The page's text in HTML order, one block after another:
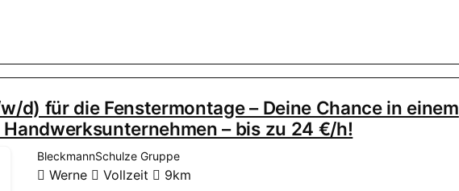
d) für die Fenstermontage – Deine Chance in einem
– bis zu 24 €/h!
BleckmannSchulze Gruppe
Werne Vollzeit 9km